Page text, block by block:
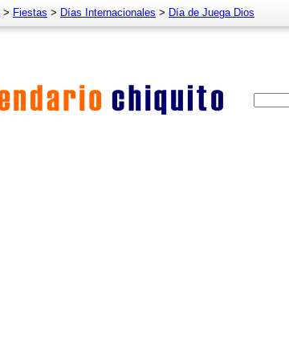
> Fiestas > Días Internacionales > Día de Juega Dios